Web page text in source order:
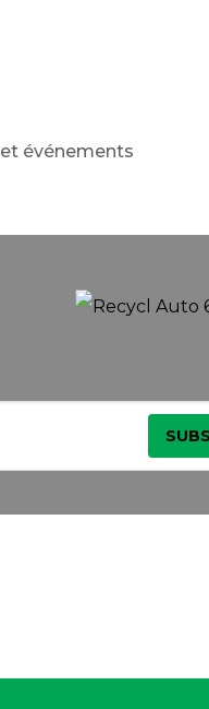
événements